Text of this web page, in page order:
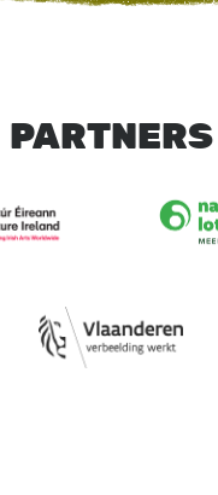
PARTNERS
Image
Image